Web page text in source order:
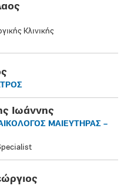
Κλινικής
Ιωάννης
ΜΑΙΕΥΤΗΡΑΣ –